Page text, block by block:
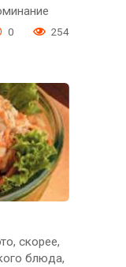
0 254
скорее,
блюда,